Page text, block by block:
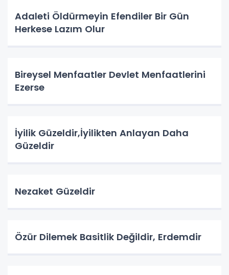
Adaleti Öldürmeyin Efendiler Bir Gün
Herkese Lazım Olur
Bireysel Menfaatler Devlet Menfaatlerini
Ezerse
İyilik Güzeldir,İyilikten Anlayan Daha
Güzeldir
Nezaket Güzeldir
Özür Dilemek Basitlik Değildir, Erdemdir